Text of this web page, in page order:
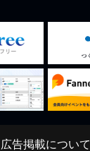
広告掲載について